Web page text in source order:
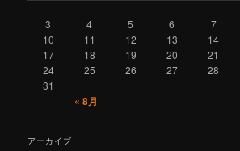
3
4 5 6 7
10
11 12 13 14
17
18 19 20 21
24
25 26 27 28
31
« 8月
アーカイブ